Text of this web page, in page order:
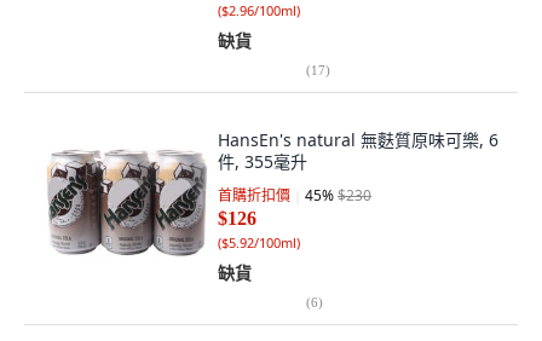
($2.96/100ml)
缺貨
(17)
HansEn's natural 無麩質原味可樂, 6
件, 355毫升
首購折扣價 45%$230
$126
($5.92/100ml)
缺貨
(6)